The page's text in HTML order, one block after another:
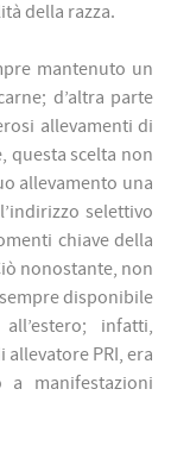
della razza.
mantenuto un
d’altra parte
allevamenti di
questa scelta non
allevamento una
selettivo
chiave della
nonostante, non
disponibile
infatti,
PRI, era
a manifestazioni